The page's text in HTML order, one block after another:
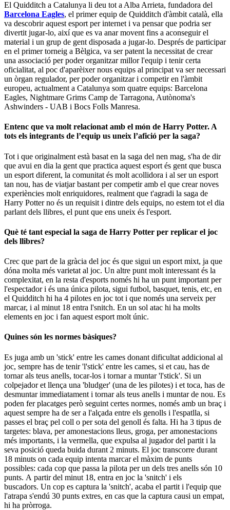
El Quidditch a Catalunya li deu tot a Alba Arrieta, fundadora del
Barcelona Eagles, el primer equip de Quidditch d'àmbit català, ella
va descobrir aquest esport per internet i va pensar que podria ser
divertit jugar-lo, així que es va anar movent fins a aconseguir el
material i un grup de gent disposada a jugar-lo. Després de participar
en el primer torneig a Bèlgica, va ser patent la necessitat de crear
una associació per poder organitzar millor l'equip i tenir certa
oficialitat, al poc d'aparèixer nous equips al principat va ser necessari
un òrgan regulador, per poder organitzar i competir en l'àmbit
europeu, actualment a Catalunya som quatre equips: Barcelona
Eagles, Nightmare Grims Camp de Tarragona, Autònoma's
Ashwinders - UAB i Bocs Folls Manresa.
Entenc que va molt relacionat amb el món de Harry Potter. A
tots els integrants de l’equip us uneix l’afició per la saga?
Tot i que originalment està basat en la saga del nen mag, s'ha de dir
que avui en dia la gent que practica aquest esport és gent que busca
un esport diferent, la comunitat és molt acollidora i al ser un esport
tan nou, has de viatjar bastant per competir amb el que crear noves
experiències molt enriquidores, realment que t'agradi la saga de
Harry Potter no és un requisit i dintre dels equips, no estem tot el dia
parlant dels llibres, el punt que ens uneix és l'esport.
Què té tant especial la saga de Harry Potter per replicar el joc
dels llibres?
Crec que part de la gràcia del joc és que sigui un esport mixt, ja que
dóna molta més varietat al joc. Un altre punt molt interessant és la
complexitat, en la resta d'esports només hi ha un punt important per
l'espectador i és una única pilota, sigui futbol, basquet, tenis, etc, en
el Quidditch hi ha 4 pilotes en joc tot i que només una serveix per
marcar, i al minut 18 entra l'snitch. En un sol atac hi ha molts
elements en joc i fan aquest esport molt únic.
Quines són les normes bàsiques?
Es juga amb un 'stick' entre les cames donant dificultat addicional al
joc, sempre has de tenir 'l'stick' entre les cames, si et cau, has de
tornar als teus anells, tocar-los i tornar a muntar 'l'stick'. Si un
colpejador et llença una 'bludger' (una de les pilotes) i et toca, has de
desmuntar immediatament i tornar als teus anells i muntar de nou. Es
poden fer placatges però seguint certes normes, només amb un braç i
aquest sempre ha de ser a l'alçada entre els genolls i l'espatlla, si
passes el braç pel coll o per sota del genoll és falta. Hi ha 3 tipus de
targetes: blava, per amonestacions lleus, groga, per amonestacions
més importants, i la vermella, que expulsa al jugador del partit i la
seva posició queda buida durant 2 minuts. El joc transcorre durant
18 minuts on cada equip intenta marcar el màxim de punts
possibles: cada cop que passa la pilota per un dels tres anells són 10
punts. A partir del minut 18, entra en joc la 'snitch' i els
buscadors. Un cop es captura la 'snitch', acaba el partit i l'equip que
l'atrapa s'endú 30 punts extres, en cas que la captura causi un empat,
hi ha pròrroga.